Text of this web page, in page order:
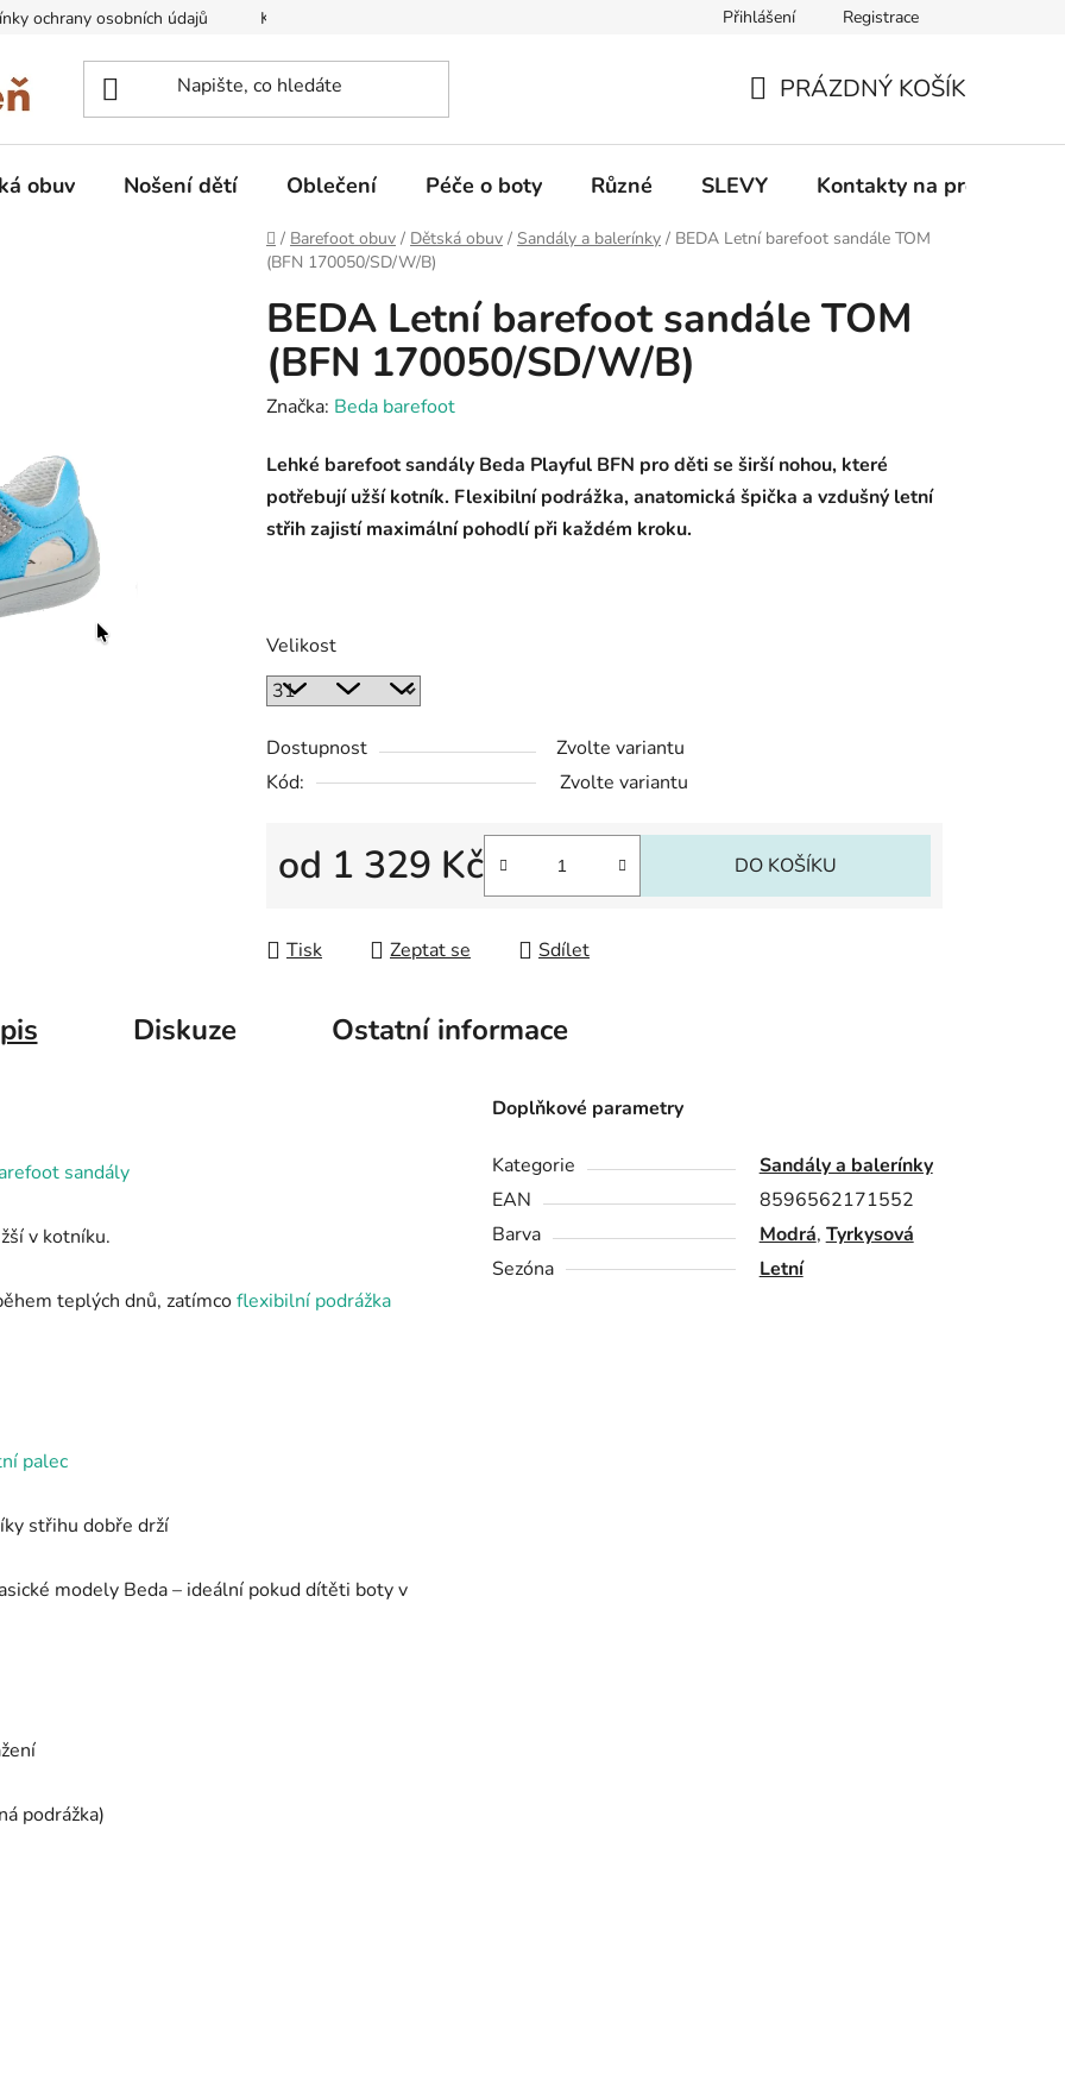
ochrany osobních údajů Kontakty na prodejny Informace k on-line platbám Odstoupení od
Přihlášení Registrace
KOŠÍK
PRÁZDNÝ KOŠÍK
obuv Nošení dětí Oblečení Péče o boty Různé SLEVY Kontakty na prodejny
Domů
/ Barefoot obuv / Dětská obuv / Sandály a balerínky / BEDA Letní barefoot sandále TOM
(BFN 170050/SD/W/B)
BEDA Letní barefoot sandále TOM
(BFN 170050/SD/W/B)
Značka: Beda barefoot
Lehké barefoot sandály Beda Playful BFN pro děti se širší nohou, které
potřebují užší kotník. Flexibilní podrážka, anatomická špička a vzdušný letní
střih zajistí maximální pohodlí při každém kroku.
Velikost
Dostupnost
Zvolte variantu
Kód:
Zvolte variantu
od 1 329 Kč DO KOŠÍKU
Tisk Zeptat se Sdílet
Diskuze Ostatní informace
sandály
v kotníku.
teplých dnů, zatímcoflexibilní podrážka
palec
střihu dobře drží
modely Beda – ideální pokud dítěti boty v
podrážka)
Doplňkové parametry
Kategorie
Sandály a balerínky
EAN
8596562171552
Barva
Modrá, Tyrkysová
Sezóna
Letní